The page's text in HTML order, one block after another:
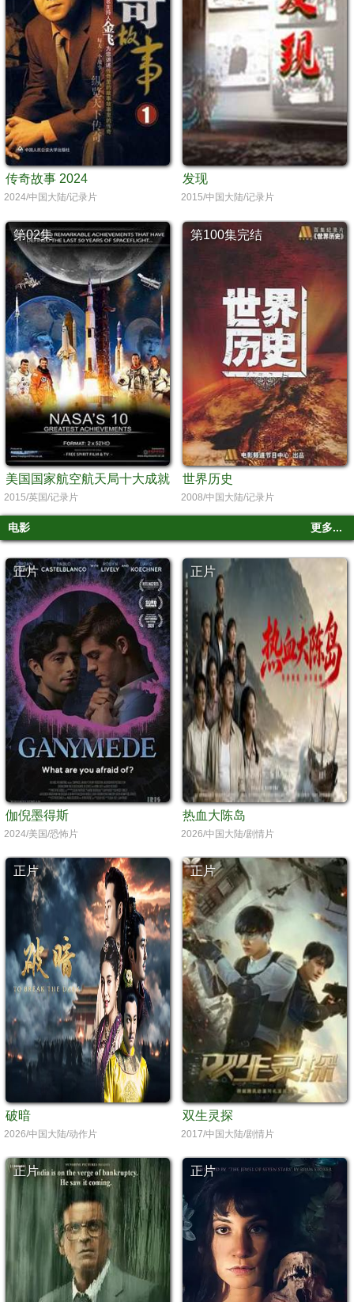
传奇故事 2024
2024/中国大陆/记录片
发现
2015/中国大陆/记录片
第02集
美国国家航空航天局十大成就
2015/英国/记录片
第100集完结
世界历史
2008/中国大陆/记录片
电影 更多...
正片
伽倪墨得斯
2024/美国/恐怖片
正片
热血大陈岛
2026/中国大陆/剧情片
正片
破暗
2026/中国大陆/动作片
正片
双生灵探
2017/中国大陆/剧情片
正片 正片